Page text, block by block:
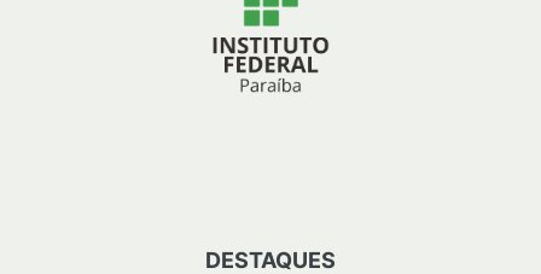
DESTAQUES